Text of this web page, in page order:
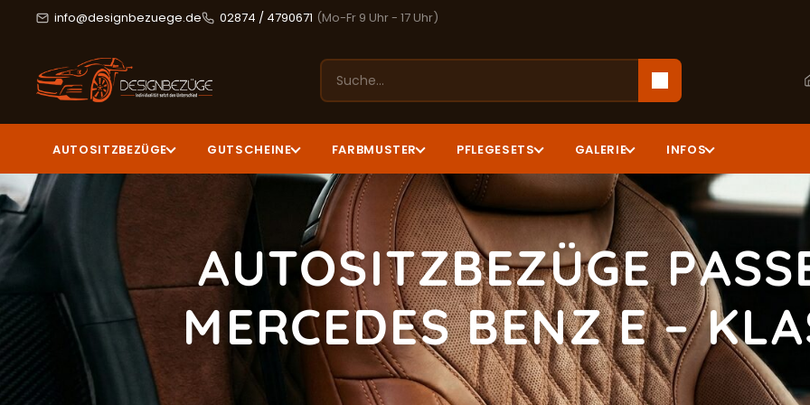
info@designbezuege.de 02874 / 4790671 (Mo-Fr 9 Uhr - 17 Uhr)
AUTOSITZBEZÜGE GUTSCHEINE FARBMUSTER PFLEGESETS GALERIE INFOS
AUTOSITZBEZÜGE
MERCEDES BENZ E –